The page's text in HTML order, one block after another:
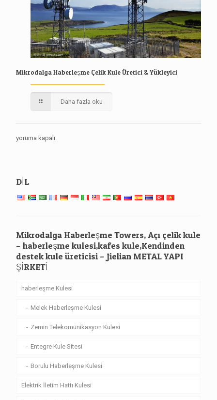
Mikrodalga Haberleşme Çelik Kule Üretici & Yükleyici
Daha fazla oku
yoruma kapalı.
DİL
Mikrodalga Haberleşme Towers, Açı çelik kule
– haberleşme kulesi,kafes kule,Kendinden
destek kule üreticisi – Jielian METAL YAPI
ŞİRKETİ
haberleşme Kulesi
Melek Haberleşme Kulesi
Zemin Telekomünikasyon Kulesi
Entegre Kule Sitesi
Borulu Haberleşme Kulesi
Elektrik İletim Hattı Kulesi